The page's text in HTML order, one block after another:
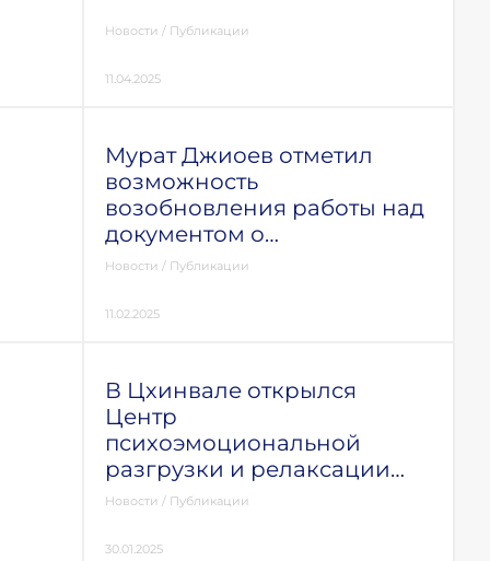
Новости / Публикации
11.04.2025
Мурат Джиоев отметил
возможность
возобновления работы над
документом о
неприменении силы
Новости / Публикации
11.02.2025
В Цхинвале открылся
Центр
психоэмоциональной
разгрузки и релаксации
для детей и их родителей
Новости / Публикации
30.01.2025